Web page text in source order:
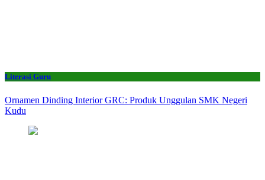
Literasi Guru
Ornamen Dinding Interior GRC: Produk Unggulan SMK Negeri
Kudu